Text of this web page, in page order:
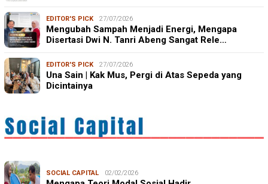
EDITOR'S PICK 27/07/2026
Mengubah Sampah Menjadi Energi, Mengapa
Disertasi Dwi N. Tanri Abeng Sangat Rele…
EDITOR'S PICK 27/07/2026
Una Sain | Kak Mus, Pergi di Atas Sepeda yang
Dicintainya
SOCIAL CAPITAL 02/02/2026